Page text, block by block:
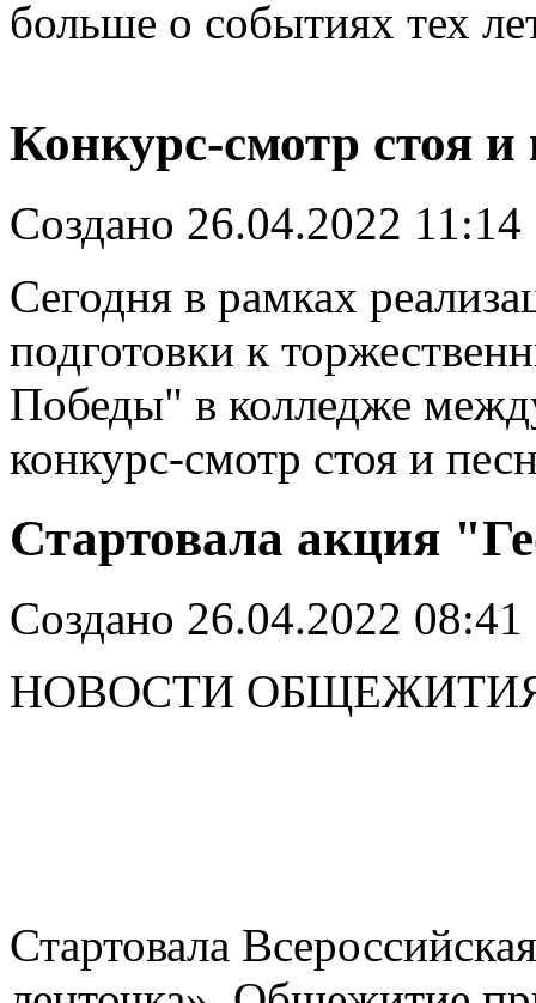
больше о событиях тех
Конкурс-смотр стоя и
Создано 26.04.2022 11:14
Сегодня в рамках
подготовки к
Победы" в колледже
конкурс-смотр стоя и
Стартовала акция
Создано 26.04.2022 08:41
НОВОСТИ
Стартовала